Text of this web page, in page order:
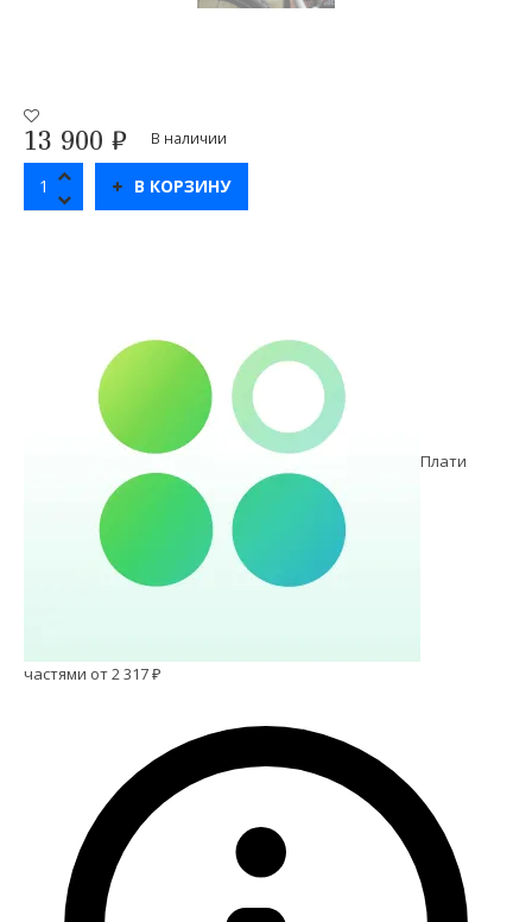
13 900 ₽ В наличии
В КОРЗИНУ
Плати
частями от 2 317 ₽